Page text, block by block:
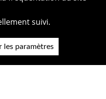
suivi.
les paramètres